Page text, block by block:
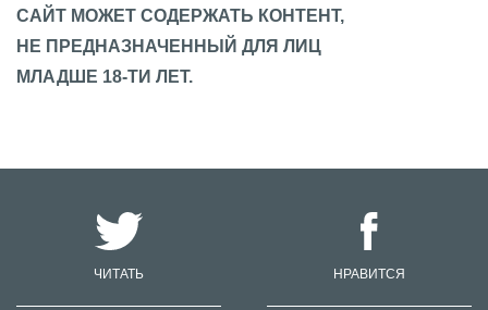
САЙТ МОЖЕТ СОДЕРЖАТЬ КОНТЕНТ,
НЕ ПРЕДНАЗНАЧЕННЫЙ ДЛЯ ЛИЦ
МЛАДШЕ 18-ТИ ЛЕТ.
ЧИТАТЬ НРАВИТСЯ